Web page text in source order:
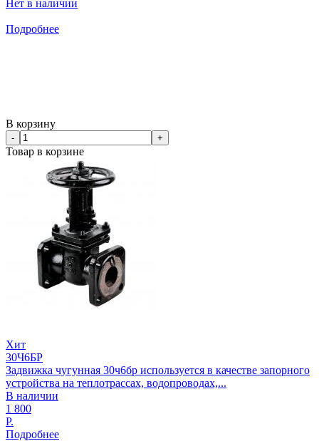
Нет в наличии
Подробнее
В корзину
- +
Товар в корзине
Хит
30Ч6БР
Задвижка чугунная 30ч6бр используется в качестве запорного
устройства на теплотрассах, водопроводах,...
В наличии
1 800
Р.
Подробнее